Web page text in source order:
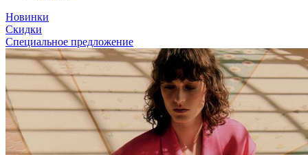
Новинки
Скидки
Специальное предложение